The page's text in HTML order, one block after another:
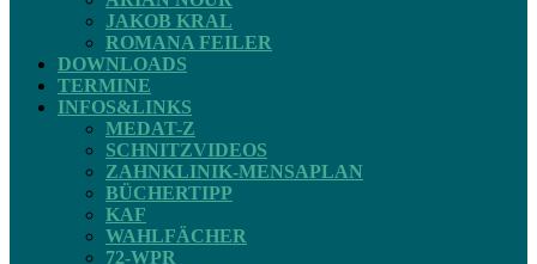
JAKOB KRAL
ROMANA FEILER
DOWNLOADS
TERMINE
INFOS&LINKS
MEDAT-Z
SCHNITZVIDEOS
ZAHNKLINIK-MENSAPLAN
BÜCHERTIPP
KAF
WAHLFÄCHER
72-WPR